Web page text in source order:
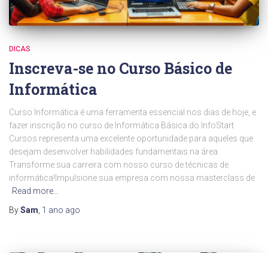
DICAS
Inscreva-se no Curso Básico de
Informática
Curso Informática é uma ferramenta essencial nos dias de hoje, e
fazer inscrição no curso de Informática Básica do InfoStart
Cursos representa uma excelente oportunidade para aqueles que
desejam desenvolver habilidades fundamentais na área.
Transforme sua carreira com nosso curso de técnicas de
informática!Impulsione sua empresa com nossa masterclass de
Read more…
BySam, 1 ano ago